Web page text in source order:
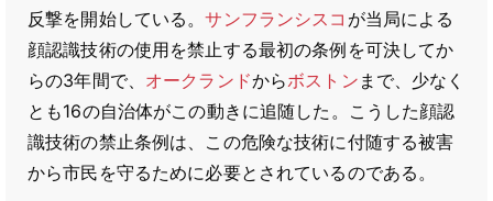
反撃を開始している。サンフランシスコ が当局による
顔認識技術の使用を禁止する最初の条例を可決してか
らの3年間で、 オークランドからボストン まで、少なく
とも16の自治体がこの動きに追随した。こうした顔認
識技術の禁止条例は、この危険な技術に付随する被害
から市民を守るために必要とされているのである。